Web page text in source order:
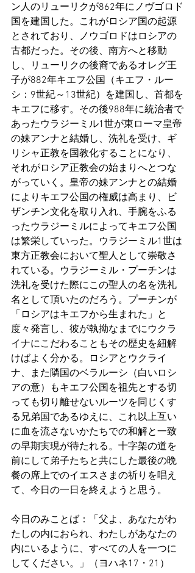
ン人のリューリクが862年にノヴゴロド
国を建国した。これがロシア国の起源
とされており、ノウゴロドはロシアの
古都だった。その後、南方へと移動
し、リューリクの後裔であるオレグ王
子が882年キエフ公国（キエフ・ルー
シ：9世紀～13世紀）を建国し、首都を
キエフに移す。その後988年に統治者で
あったウラジーミル1世が東ローマ皇帝
の妹アンナと結婚し、洗礼を受け、ギ
リシャ正教を国教化することになり、
それがロシア正教会の始まりへとつな
がっていく。皇帝の妹アンナとの結婚
によりキエフ公国の権威は高まり、ビ
ザンチン文化を取り入れ、手腕をふる
ったウラジーミルによってキエフ公国
は繁栄していった。ウラジーミル1世は
東方正教会において聖人として崇敬さ
れている。ウラジーミル・プーチンは
洗礼を受けた際にこの聖人の名を洗礼
名として頂いたのだろう。プーチンが
「ロシアはキエフから生まれた」と
度々発言し、彼が執拗なまでにウクラ
イナにこだわることもその歴史を紐解
けばよく分かる。ロシアとウクライ
ナ、また隣国のベラルーシ（白いロシ
アの意）もキエフ公国を祖先とする切
っても切り離せないルーツを同じくす
る兄弟国であるゆえに、これ以上互い
に血を流さないかたちでの和解と一致
の早期実現が待たれる。十字架の道を
前にして弟子たちと共にした最後の晩
餐の席上でのイエスさまの祈りを唱え
て、今日の一日を終えようと思う。
今日のみことば：「父よ、あなたがわ
たしの内におられ、わたしがあなたの
内にいるように、すべての人を一つに
してください。」（ヨハネ17・21）